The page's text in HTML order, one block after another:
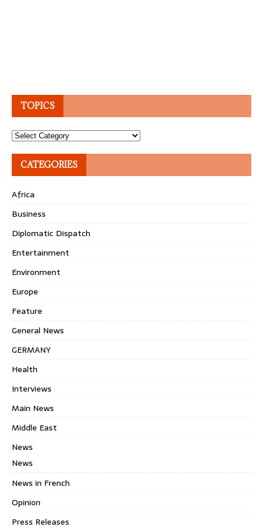
TOPICS
Topics
CATEGORIES
Africa
Business
Diplomatic Dispatch
Entertainment
Environment
Europe
Feature
General News
GERMANY
Health
Interviews
Main News
Middle East
News
News
News in French
Opinion
Press Releases